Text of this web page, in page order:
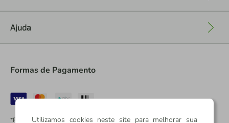
Ajuda
Formas de Pagamento
*Pontos dos Cartões Sicredi
Utilizamos cookies neste site para melhorar sua